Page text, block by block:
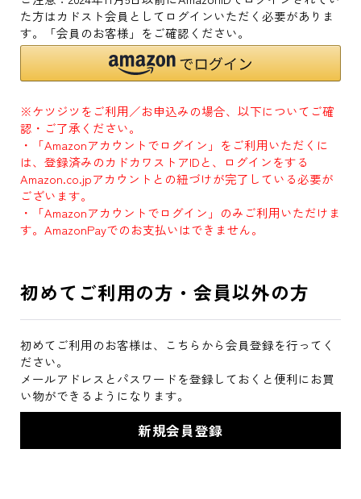
た方はカドスト会員としてログインいただく必要がありま
す。「会員のお客様」をご確認ください。
※ケツジツをご利用／お申込みの場合、以下についてご確
認・ご了承ください。
・「Amazonアカウントでログイン」をご利用いただくに
は、登録済みのカドカワストアIDと、ログインをする
Amazon.co.jpアカウントとの紐づけが完了している必要が
ございます。
・「Amazonアカウントでログイン」のみご利用いただけま
す。AmazonPayでのお支払いはできません。
初めてご利用の方・会員以外の方
初めてご利用のお客様は、こちらから会員登録を行ってく
ださい。
メールアドレスとパスワードを登録しておくと便利にお買
い物ができるようになります。